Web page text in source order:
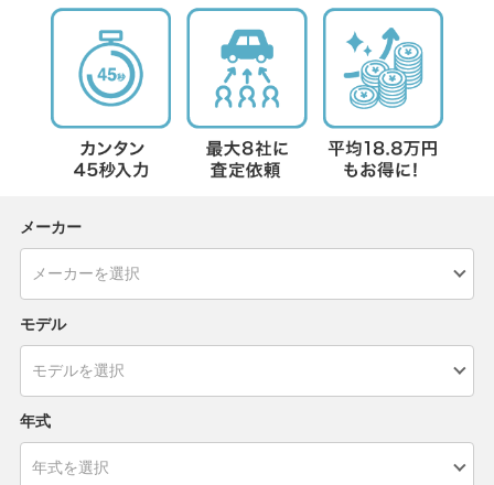
メーカー
モデル
年式